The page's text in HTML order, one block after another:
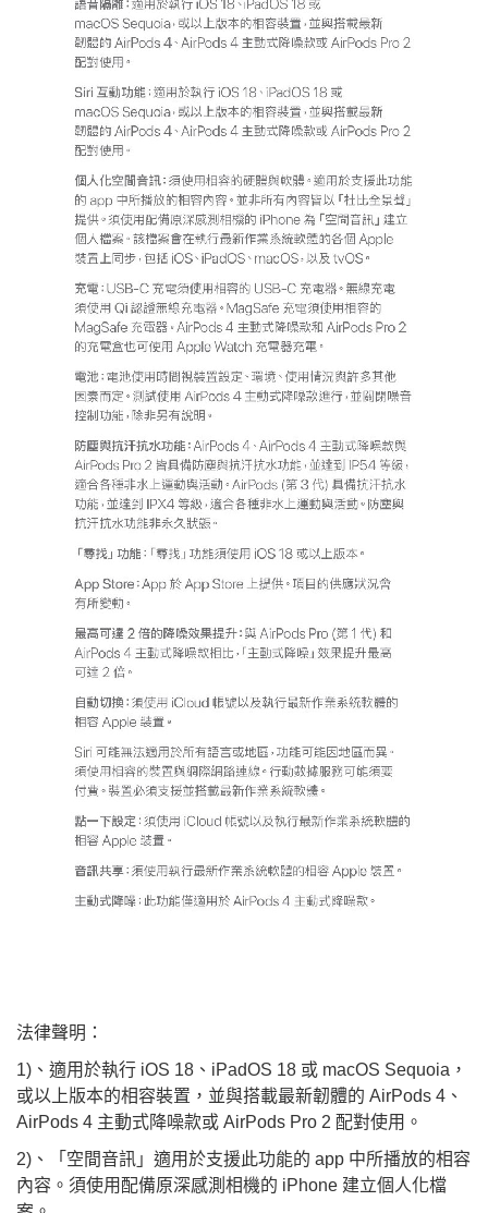
法律聲明：
1)、適用於執行 iOS 18、iPadOS 18 或 macOS Sequoia，
或以上版本的相容裝置，並與搭載最新韌體的 AirPods 4、
AirPods 4 主動式降噪款或 AirPods Pro 2 配對使用。
2)、「空間音訊」適用於支援此功能的 app 中所播放的相容
內容。須使用配備原深感測相機的 iPhone 建立個人化檔